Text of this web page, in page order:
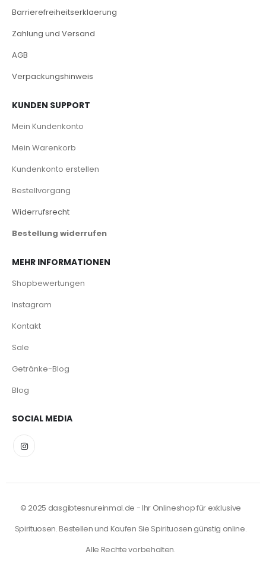
Barrierefreiheitserklaerung
Zahlung und Versand
AGB
Verpackungshinweis
KUNDEN SUPPORT
Mein Kundenkonto
Mein Warenkorb
Kundenkonto erstellen
Bestellvorgang
Widerrufsrecht
Bestellung widerrufen
MEHR INFORMATIONEN
Shopbewertungen
Instagram
Kontakt
Sale
Getränke-Blog
Blog
SOCIAL MEDIA
© 2025 dasgibtesnureinmal.de - Ihr Onlineshop für exklusive
Spirituosen. Bestellen und Kaufen Sie Spirituosen günstig online.
Alle Rechte vorbehalten.